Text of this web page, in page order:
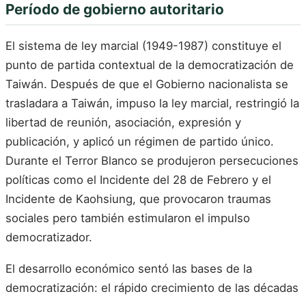
Período de gobierno autoritario
El sistema de ley marcial (1949-1987) constituye el
punto de partida contextual de la democratización de
Taiwán. Después de que el Gobierno nacionalista se
trasladara a Taiwán, impuso la ley marcial, restringió la
libertad de reunión, asociación, expresión y
publicación, y aplicó un régimen de partido único.
Durante el Terror Blanco se produjeron persecuciones
políticas como el Incidente del 28 de Febrero y el
Incidente de Kaohsiung, que provocaron traumas
sociales pero también estimularon el impulso
democratizador.
El desarrollo económico sentó las bases de la
democratización: el rápido crecimiento de las décadas